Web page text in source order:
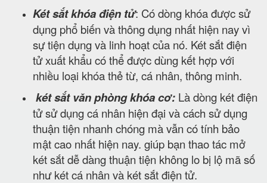
Két sắt khóa điện tử: Có dòng khóa được sử
dụng phổ biến và thông dụng nhất hiện nay vì
sự tiện dụng và linh hoạt của nó. Két sắt điện
tử xuất khẩu có thể được dùng kết hợp với
nhiều loại khóa thẻ từ, cá nhân, thông minh.
két sắt văn phòng khóa cơ: Là dòng két điện
tử sử dụng cá nhân hiện đại và cách sử dụng
thuận tiện nhanh chóng mà vẫn có tính bảo
mật cao nhất hiện nay. giúp bạn thao tác mở
két sắt dễ dàng thuận tiện không lo bị lộ mã số
như két cá nhân và két sắt điện tử.